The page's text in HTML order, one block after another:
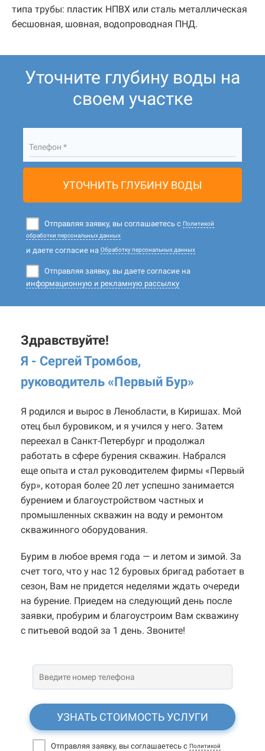
типа трубы: пластик НПВХ или сталь металлическая
бесшовная, шовная, водопроводная ПНД.
Уточните глубину воды на
своем участке
Телефон *
УТОЧНИТЬ ГЛУБИНУ ВОДЫ
Отправляя заявку, вы соглашаетесь с Политикой
обработки персональных данных
и даете согласие на Обработку персональных данных
Отправляя заявку, вы даете согласие на
информационную и рекламную рассылку
Здравствуйте!
Я - Сергей Тромбов,
руководитель «Первый Бур»
Я родился и вырос в Ленобласти, в Киришах. Мой
отец был буровиком, и я учился у него. Затем
переехал в Санкт-Петербург и продолжал
работать в сфере бурения скважин. Набрался
еще опыта и стал руководителем фирмы «Первый
бур», которая более 20 лет успешно занимается
бурением и благоустройством частных и
промышленных скважин на воду и ремонтом
скважинного оборудования.
Бурим в любое время года — и летом и зимой. За
счет того, что у нас 12 буровых бригад работает в
сезон, Вам не придется неделями ждать очереди
на бурение. Приедем на следующий день после
заявки, пробурим и благоустроим Вам скважину
с питьевой водой за 1 день. Звоните!
УЗНАТЬ СТОИМОСТЬ УСЛУГИ
Отправляя заявку, вы соглашаетесь с Политикой